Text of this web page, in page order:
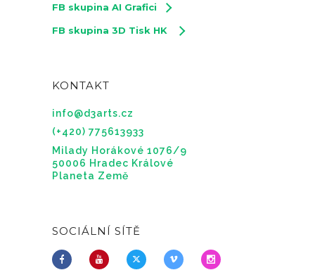
FB skupina AI Grafici
FB skupina 3D Tisk HK
KONTAKT
info@d3arts.cz
(+420) 775613933
Milady Horákové 1076/9
50006 Hradec Králové
Planeta Země
SOCIÁLNÍ SÍTĚ